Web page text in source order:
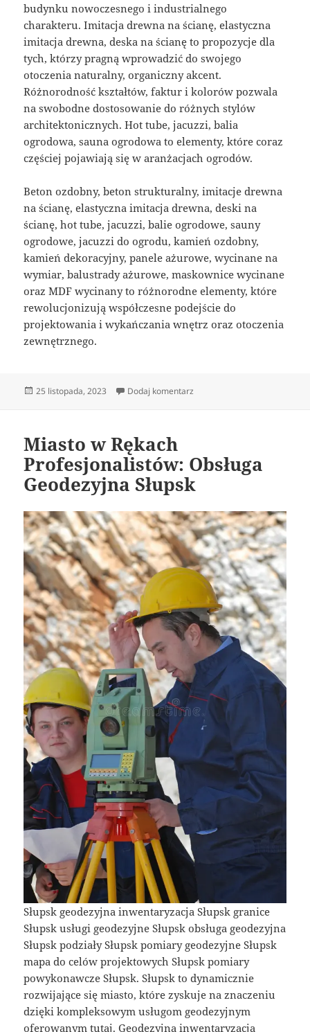
budynku nowoczesnego i industrialnego
charakteru. Imitacja drewna na ścianę, elastyczna
imitacja drewna, deska na ścianę to propozycje dla
tych, którzy pragną wprowadzić do swojego
otoczenia naturalny, organiczny akcent.
Różnorodność kształtów, faktur i kolorów pozwala
na swobodne dostosowanie do różnych stylów
architektonicznych. Hot tube, jacuzzi, balia
ogrodowa, sauna ogrodowa to elementy, które coraz
częściej pojawiają się w aranżacjach ogrodów.
Beton ozdobny, beton strukturalny, imitacje drewna
na ścianę, elastyczna imitacja drewna, deski na
ścianę, hot tube, jacuzzi, balie ogrodowe, sauny
ogrodowe, jacuzzi do ogrodu, kamień ozdobny,
kamień dekoracyjny, panele ażurowe, wycinane na
wymiar, balustrady ażurowe, maskownice wycinane
oraz MDF wycinany to różnorodne elementy, które
rewolucjonizują współczesne podejście do
projektowania i wykańczania wnętrz oraz otoczenia
zewnętrznego.
Data
25 listopada, 2023 Dodaj komentarz
Miasto w Rękach
Profesjonalistów: Obsługa
Geodezyjna Słupsk
Słupsk geodezyjna inwentaryzacja Słupsk granice
Słupsk usługi geodezyjne Słupsk obsługa geodezyjna
Słupsk podziały Słupsk pomiary geodezyjne Słupsk
mapa do celów projektowych Słupsk pomiary
powykonawcze Słupsk. Słupsk to dynamicznie
rozwijające się miasto, które zyskuje na znaczeniu
dzięki kompleksowym usługom geodezyjnym
oferowanym tutaj. Geodezyjna inwentaryzacja